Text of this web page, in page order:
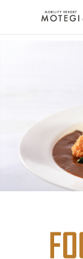
アトラク
モーター
レストラン